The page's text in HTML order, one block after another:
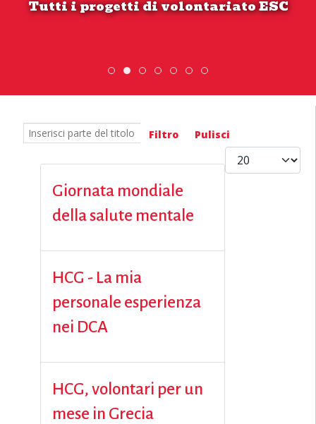
Tutti i progetti di volontariato ESC
ESC » Volontariato internazionale
DiscoverEu Inclusion
Scambio Giovanile » 19 - 28
Scopri dove sono i
Inserisci parte del titolo Filtro Pulisci
Visualizza #
Giornata mondiale
della salute mentale
HCG - La mia
personale esperienza
nei DCA
HCG, volontari per un
mese in Grecia